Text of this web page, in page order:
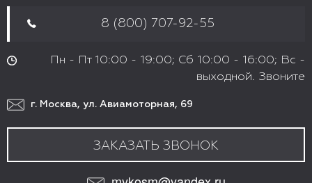
8 (800) 707-92-55
Пн - Пт 10:00 - 19:00; Сб 10:00 - 16:00; Вс -
выходной. Звоните
г. Москва, ул. Авиамоторная, 69
ЗАКАЗАТЬ ЗВОНОК